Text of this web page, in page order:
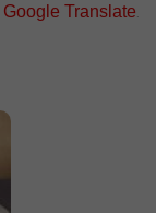
Google Translate